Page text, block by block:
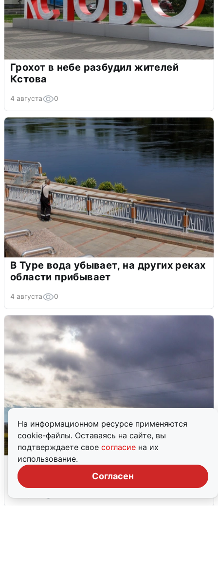
На информационном ресурсе применяются
cookie-файлы. Оставаясь на сайте, вы
подтверждаете свое согласие на их
использование.
Согласен
Грохот в небе разбудил жителей
Кстова
4 августа 0
В Туре вода убывает, на других реках
области прибывает
4 августа 0
Над ХМАО впервые сбили
беспилотники